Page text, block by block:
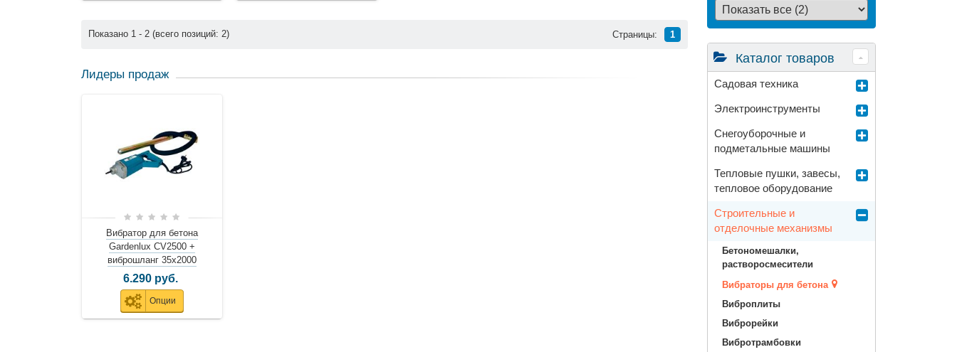
Показано 1 - 2(всего позиций: 2) Страницы: 1
Лидеры продаж
Вибратор для бетона
Gardenlux CV2500 +
виброшланг 35х2000
6.290 руб.
Опции
Каталог товаров
Садовая техника
Электроинструменты
Снегоуборочные и
подметальные машины
Тепловые пушки, завесы,
тепловое оборудование
Строительные и
отделочные механизмы
Бетономешалки,
растворосмесители
Вибраторы для бетона
Виброплиты
Виброрейки
Вибротрамбовки